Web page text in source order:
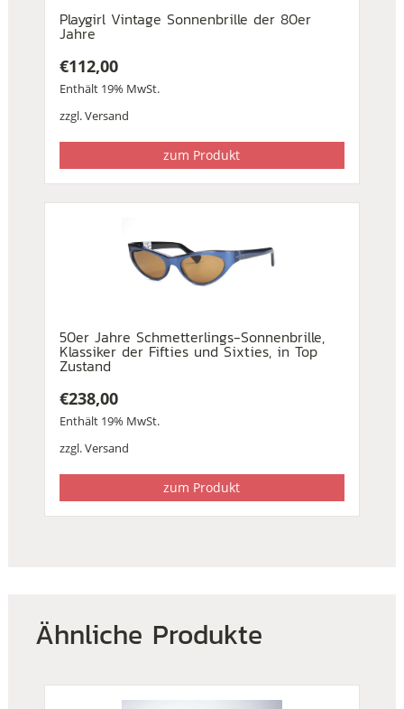
Playgirl Vintage Sonnenbrille der 80er
Jahre
€112,00
Enthält 19% MwSt.
zzgl.Versand
zum Produkt
50er Jahre Schmetterlings-Sonnenbrille,
Klassiker der Fifties und Sixties, in Top
Zustand
€238,00
Enthält 19% MwSt.
zzgl.Versand
zum Produkt
Ähnliche Produkte